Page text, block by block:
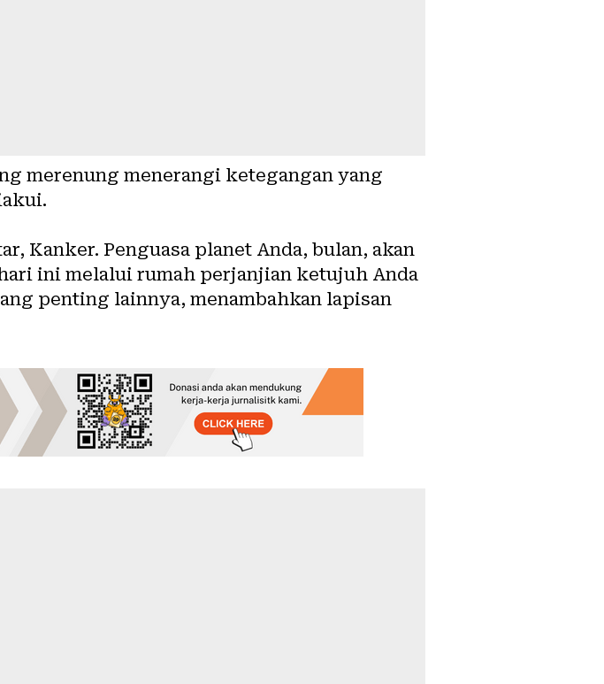
merenung menerangi ketegangan yang
Kanker. Penguasa planet Anda, bulan, akan
ini melalui rumah perjanjian ketujuh Anda
penting lainnya, menambahkan lapisan